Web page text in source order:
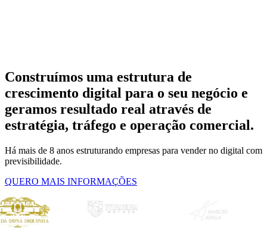
Construímos uma estrutura de
crescimento digital para o seu negócio e
geramos resultado real através de
estratégia, tráfego e operação comercial.
Há mais de 8 anos estruturando empresas para vender no digital com
previsibilidade.
QUERO MAIS INFORMAÇÕES